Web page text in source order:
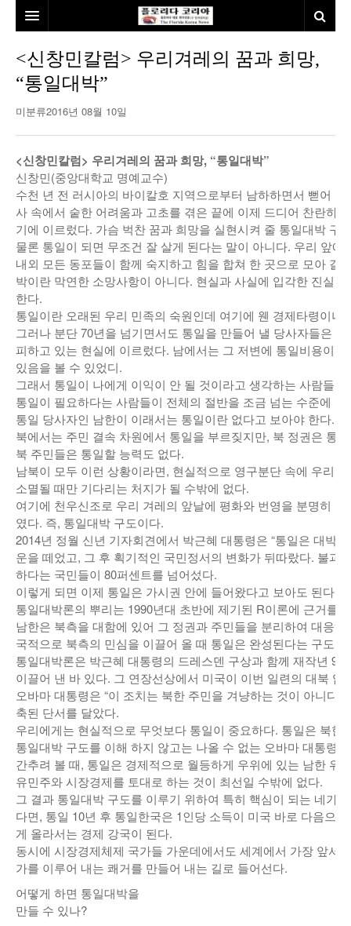
본사소개
뉴스
미국
발행인칼럼
김명열칼럼
이명덕칼럼
김선옥칼럼
건강
본보특집
100인선/독자광장
100인선
여행
놀이공원
낚시/비치
골프
인터뷰/탐방
<신창민칼럼> 우리겨레의 꿈과 희망,
“통일대박”
미분류2016년 08월 10일
<신창민칼럼> 우리겨레의 꿈과 희망, “통일대박”
신창민(중앙대학교 명예교수)
수천 년 전 러시아의 바이칼호 지역으로부터 남하하면서 뻗어
사 속에서 숱한 어려움과 고초를 겪은 끝에 이제 드디어 찬란하
기에 이르렀다. 가슴 벅찬 꿈과 희망을 실현시켜 줄 통일대박 구
물론 통일이 되면 무조건 잘 살게 된다는 말이 아니다. 우리 앞에
내외 모든 동포들이 함께 숙지하고 힘을 합쳐 한 곳으로 모아 갈
박이란 막연한 소망사항이 아니다. 현실과 사실에 입각한 진실
한다.
통일이란 오래된 우리 민족의 숙원인데 여기에 웬 경제타령이냐
그러나 분단 70년을 넘기면서도 통일을 만들어 낼 당사자들은
피하고 있는 현실에 이르렀다. 남에서는 그 저변에 통일비용이
있음을 볼 수 있었디.
그래서 통일이 나에게 이익이 안 될 것이라고 생각하는 사람들
통일이 필요하다는 사람들이 전체의 절반을 조금 넘는 수준에 머
통일 당사자인 남한이 이래서는 통일이란 없다고 보아야 한다.
북에서는 주민 결속 차원에서 통일을 부르짖지만, 북 정권은 통
북 주민들은 통일할 능력도 없다.
남북이 모두 이런 상황이라면, 현실적으로 영구분단 속에 우리
소멸될 때만 기다리는 처지가 될 수밖에 없다.
여기에 천우신조로 우리 겨레의 앞날에 평화와 번영을 분명히
였다. 즉, 통일대박 구도이다.
2014년 정월 신년 기자회견에서 박근혜 대통령은 “통일은 대박
운을 떼었고, 그 후 획기적인 국민정서의 변화가 뒤따랐다. 불과
하다는 국민들이 80퍼센트를 넘어섰다.
이렇게 되면 이제 통일은 가시권 안에 들어왔다고 보아도 된다.
통일대박론의 뿌리는 1990년대 초반에 제기된 R이론에 근거를
남한은 북측을 대함에 있어 그 정권과 주민들을 분리하여 대응
국적으로 북측의 민심을 이끌어 올 때 통일은 완성된다는 구도이
통일대박론은 박근혜 대통령의 드레스덴 구상과 함께 재작년 9
이끌어 낸 바 있다. 그 연장선상에서 미국이 이번 일련의 대북 압
오바마 대통령은 “이 조치는 북한 주민을 겨냥하는 것이 아니다
축된 단서를 달았다.
우리에게는 현실적으로 무엇보다 통일이 중요하다. 통일은 북한
통일대박 구도를 이해 하지 않고는 나올 수 없는 오바마 대통령
간추려 볼 때, 통일은 경제적으로 월등하게 우위에 있는 남한 위
유민주와 시장경제를 토대로 하는 것이 최선일 수밖에 없다.
그 결과 통일대박 구도를 이루기 위하여 특히 핵심이 되는 네가
다면, 통일 10년 후 통일한국은 1인당 소득이 미국 바로 다음으
게 올라서는 경제 강국이 된다.
동시에 시장경제체제 국가들 가운데에서도 세계에서 가장 앞서
가를 이루어 내는 쾌거를 만들어 내는 길로 들어선다.
어떻게 하면 통일대박을
만들 수 있나?